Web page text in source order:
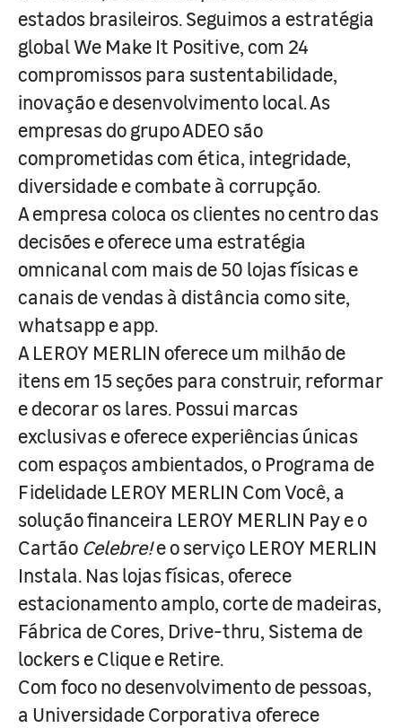
estados brasileiros. Seguimos a estratégia
global We Make It Positive, com 24
compromissos para sustentabilidade,
inovação e desenvolvimento local. As
empresas do grupo ADEO são
comprometidas com ética, integridade,
diversidade e combate à corrupção.
A empresa coloca os clientes no centro das
decisões e oferece uma estratégia
omnicanal com mais de 50 lojas físicas e
canais de vendas à distância como site,
whatsapp e app.
A LEROY MERLIN oferece um milhão de
itens em 15 seções para construir, reformar
e decorar os lares. Possui marcas
exclusivas e oferece experiências únicas
com espaços ambientados, o Programa de
Fidelidade LEROY MERLIN Com Você, a
solução financeira LEROY MERLIN Pay e o
Cartão Celebre!e o serviço LEROY MERLIN
Instala. Nas lojas físicas, oferece
estacionamento amplo, corte de madeiras,
Fábrica de Cores, Drive-thru, Sistema de
lockers e Clique e Retire.
Com foco no desenvolvimento de pessoas,
a Universidade Corporativa oferece